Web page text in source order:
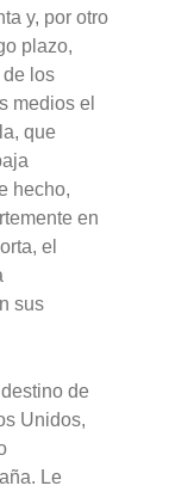
y, por otro
plazo,
de los
medios el
que
hecho,
en
el
sus
de
Unidos,
Le